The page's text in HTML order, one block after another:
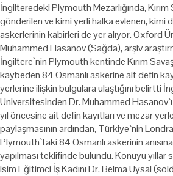
İngilteredeki Plymouth Mezarlığında, Kırım
gönderilen ve kimi yerli halka evlenen, kimi
askerlerinin kabirleri de yer alıyor. Oxford
Muhammed Hasanov (Sağda), arşiv
İngiltere`nin Plymouth kentinde Kırım
kaybeden 84 Osmanlı askerine ait defin
yerlerine ilişkin bulgulara ulaştığını belirtti
Üniversitesinden Dr. Muhammed
yıl öncesine ait defin kayıtları ve mezar
paylaşmasının ardından, Türkiye`nin
Plymouth`taki 84 Osmanlı askerinin
yapılması teklifinde bulundu. Konuyu
isim Eğitimci İş Kadını Dr. Belma Uysal